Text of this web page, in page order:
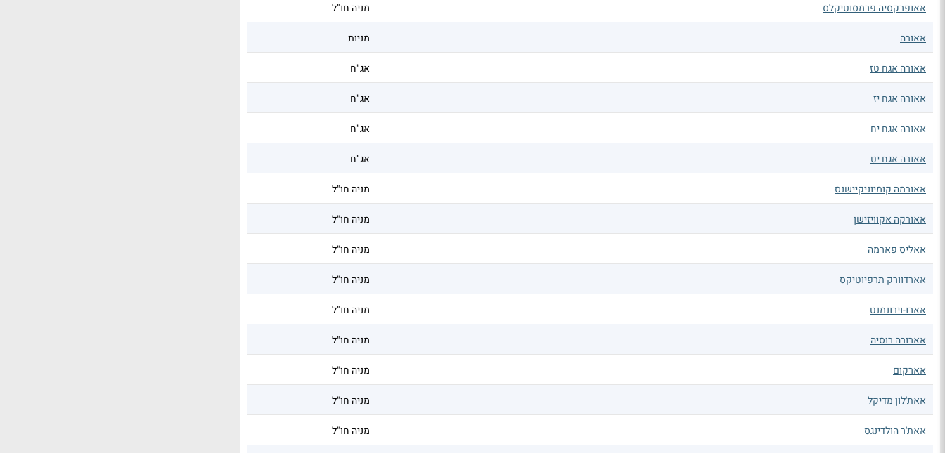
אאופרקסיה פרמסוטיקלס מניה חו"ל
אאורה מניות
אאורה אגח טז אג"ח
אאורה אגח יז אג"ח
אאורה אגח יח אג"ח
אאורה אגח יט אג"ח
אאורמה קומיוניקיישנס מניה חו"ל
אאורקה אקוויזישן מניה חו"ל
אאליס פארמה מניה חו"ל
אארדוורק תרפיוטיקס מניה חו"ל
אארו-וירונמנט מניה חו"ל
אארורה רוסיה מניה חו"ל
אארקום מניה חו"ל
אאת'לון מדיקל מניה חו"ל
אאת'ר הולדינגס מניה חו"ל